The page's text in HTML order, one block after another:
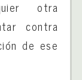
otra
contra
de ese